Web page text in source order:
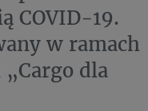
COVID-19.
w ramach
dla